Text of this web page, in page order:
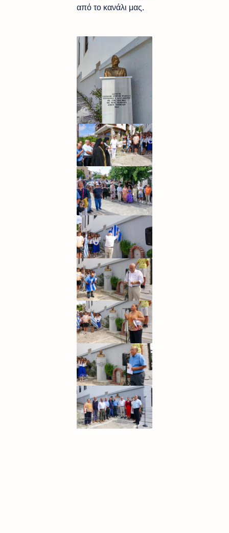
από το κανάλι μας.